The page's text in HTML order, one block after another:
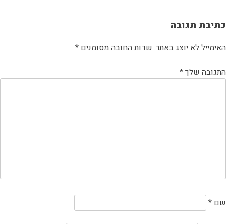
כתיבת תגובה
האימייל לא יוצג באתר. שדות החובה מסומנים *
התגובה שלך*
שם *